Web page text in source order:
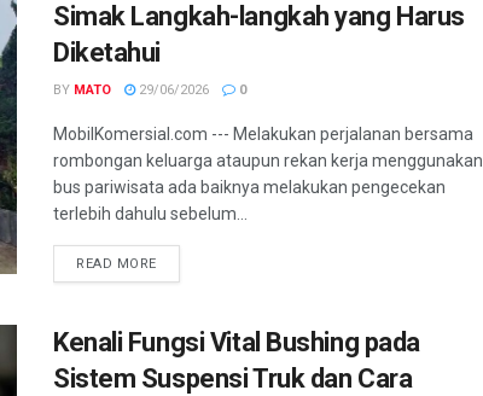
Simak Langkah-langkah yang Harus
Diketahui
BY MATO 29/06/2026 0
MobilKomersial.com --- Melakukan perjalanan bersama
rombongan keluarga ataupun rekan kerja menggunakan
bus pariwisata ada baiknya melakukan pengecekan
terlebih dahulu sebelum...
READ MORE
Kenali Fungsi Vital Bushing pada
Sistem Suspensi Truk dan Cara